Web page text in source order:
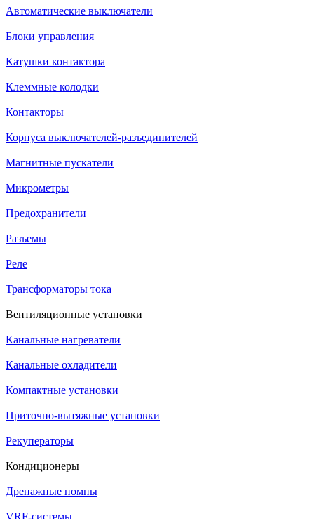
Автоматические выключатели
Блоки управления
Катушки контактора
Клеммные колодки
Контакторы
Корпуса выключателей-разъединителей
Магнитные пускатели
Микрометры
Предохранители
Разъемы
Реле
Трансформаторы тока
Вентиляционные установки
Канальные нагреватели
Канальные охладители
Компактные установки
Приточно-вытяжные установки
Рекуператоры
Кондиционеры
Дренажные помпы
VRF-системы